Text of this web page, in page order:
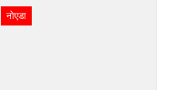
नोएडा